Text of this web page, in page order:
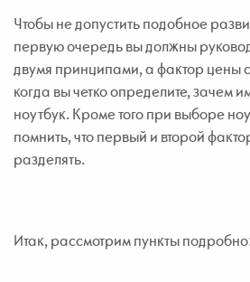
Чтобы не допустить подобное
первую очередь вы должны
двумя принципами, а фактор цены
когда вы четко определите, зачем
ноутбук. Кроме того при выборе
помнить, что первый и второй
разделять.
Итак, рассмотрим пункты